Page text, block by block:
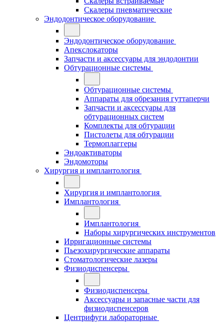
Скалеры пневматические
Эндодонтическое оборудование
Эндодонтическое оборудование
Апекслокаторы
Запчасти и аксессуары для эндодонтии
Обтурационные системы
Обтурационные системы
Аппараты для обрезания гуттаперчи
Запчасти и аксессуары для
обтурационных систем
Комплекты для обтурации
Пистолеты для обтурации
Термоплаггеры
Эндоактиваторы
Эндомоторы
Хирургия и имплантология
Хирургия и имплантология
Имплантология
Имплантология
Наборы хирургических инструментов
Ирригационные системы
Пьезохирургические аппараты
Стоматологические лазеры
Физиодиспенсеры
Физиодиспенсеры
Аксессуары и запасные части для
физиодиспенсеров
Центрифуги лабораторные